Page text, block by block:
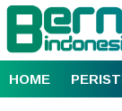
HOME